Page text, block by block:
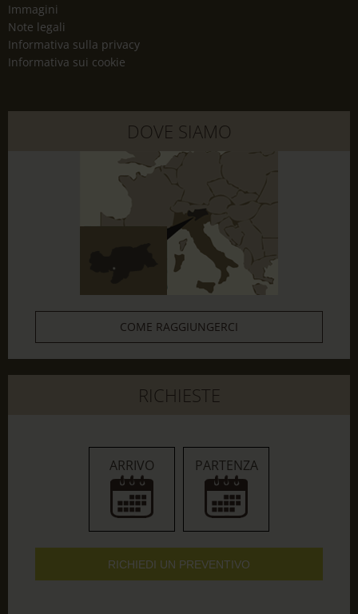
Immagini
Note legali
Informativa sulla privacy
Informativa sui cookie
DOVE SIAMO
COME RAGGIUNGERCI
RICHIESTE
ARRIVO PARTENZA